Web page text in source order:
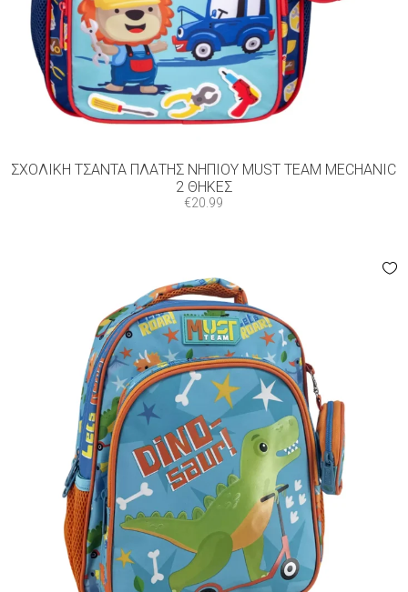
ΣΧΟΛΙΚΉ ΤΣΆΝΤΑ ΠΛΆΤΗΣ ΝΗΠΊΟΥ MUST TEAM MECHANIC
2 ΘΉΚΕΣ
€20.99